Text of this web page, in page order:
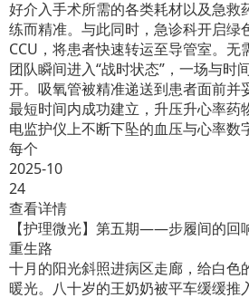
好介入手术所需的各类耗材以及急救
练而精准。与此同时，急诊科开启绿
CCU，将患者快速转运至导管室。无
团队瞬间进入“战时状态”，一场与时
开。吸氧管被精准递送到患者面前并
最短时间内成功建立，升压升心率药
电监护仪上不断下坠的血压与心率数
每个
2025-10
24
查看详情
【护理微光】第五期——步履间的
重生路
十月的阳光斜照进病区走廊，给白色
暖光。八十岁的王奶奶被平车缓缓推